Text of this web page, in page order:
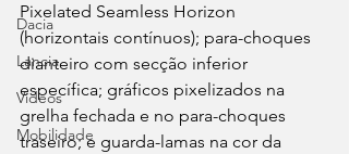
Dacia
Lancia
Videos
Mobilidade
Pixelated Seamless Horizon
(horizontais contínuos); para-choques
dianteiro com secção inferior
específica; gráficos pixelizados na
grelha fechada e no para-choques
traseiro; e guarda-lamas na cor da